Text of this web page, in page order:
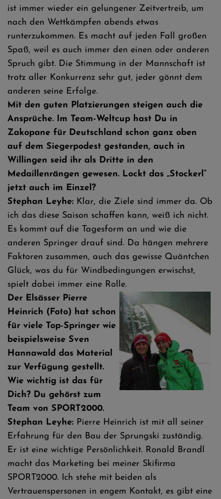
ist immer wieder ein gelungener Zeitvertreib, um
nach den Wettkämpfen abends etwas
runterzukommen. Es macht auf jeden Fall großen
Spaß, weil es auch immer den einen oder anderen
Spruch gibt. Die Stimmung in der Mannschaft ist
trotz aller Konkurrenz sehr gut, jeder gönnt dem
anderen seine Erfolge.
Mit den guten Platzierungen steigen auch die
Ansprüche. Im Team-Weltcup hast Du in
Zakopane für Deutschland schon ganz oben
auf dem Siegerpodest gestanden, auch in
Willingen seid ihr als Dritte in den
Medaillenrängen gewesen. Lockt das „Stockerl“
jetzt auch im Einzel?
Stephan Leyhe: Klar, die Ziele sind immer da. Ob
ich das diese Saison schaffen kann, weiß ich nicht.
Es kommt auf die Tagesform an und wie die
anderen Springer drauf sind. Da hängen mehrere
Faktoren zusammen, auch das gewisse Quäntchen
Glück, was du für Windbedingungen erwischst,
spielt dabei immer eine Rolle.
Der Elsässer Pierre
Heinrich (Foto) hat schon
für viele Top-Springer wie
beispielsweise Sven
Hannawald das Material
zur Verfügung gestellt.
Wie wichtig ist das für
Dich? Du gehörst zum
Team von SPORT2000.
Stephan Leyhe: Pierre Heinrich ist mit all seiner
Erfahrung für den Bau der Sprungski zuständig.
Er ist eine wichtige Persönlichkeit. Ronald Brandl
macht das Marketing bei meiner Skifirma
SPORT2000. Ich stehe mit beiden als
Vertrauenspersonen in engem Kontakt, es gibt eine